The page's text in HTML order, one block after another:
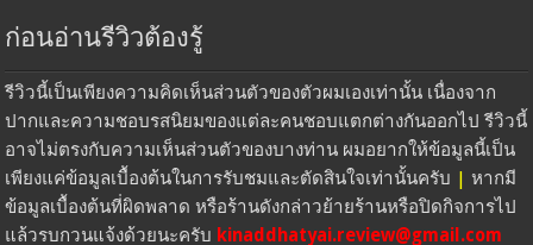
ก่อนอ่านรีวิวต้องรู้
รีวิวนี้เป็นเพียงความคิดเห็นส่วนตัวของตัวผมเองเท่านั้น เนื่องจาก
ปากและความชอบรสนิยมของแต่ละคนชอบแตกต่างกันออกไป รีวิวนี้
อาจไม่ตรงกับความเห็นส่วนตัวของบางท่าน ผมอยากให้ข้อมูลนี้เป็น
เพียงแค่ข้อมูลเบื้องต้นในการรับชมและตัดสินใจเท่านั้นครับ | หากมี
ข้อมูลเบื้องต้นที่ผิดพลาด หรือร้านดังกล่าวย้ายร้านหรือปิดกิจการไป
แล้วรบกวนแจ้งด้วยนะครับ kinaddhatyai.review@gmail.com